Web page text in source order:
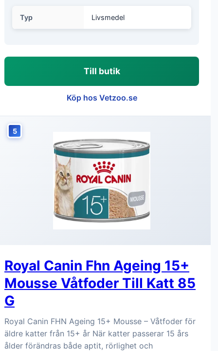
Typ Livsmedel
Till butik
Köp hos Vetzoo.se
5
Royal Canin Fhn Ageing 15+
Mousse Våtfoder Till Katt 85
G
Royal Canin FHN Ageing 15+ Mousse – Våtfoder för
äldre katter från 15+ år När katter passerar 15 års
ålder förändras både aptit, rörlighet och